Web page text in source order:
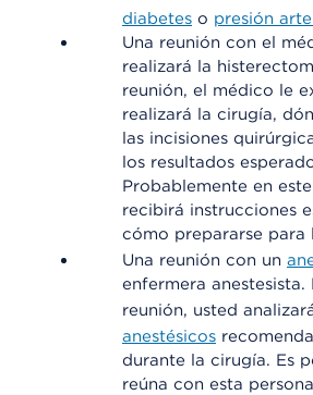
diabetes o presión
Una reunión con el
realizará la
reunión, el médico le
realizará la cirugía,
las incisiones
los resultados
Probablemente en
recibirá instrucciones
cómo prepararse para
Una reunión con un
enfermera anestesista.
reunión, usted
anestésicos
durante la cirugía. Es
reúna con esta